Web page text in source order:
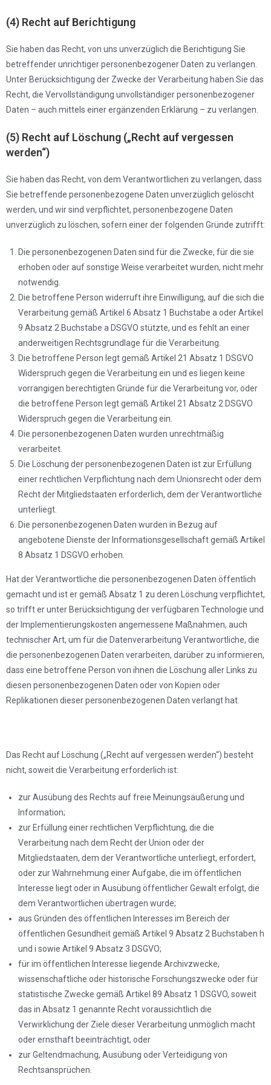
(4) Recht auf Berichtigung
Sie haben das Recht, von uns unverzüglich die Berichtigung Sie
betreffender unrichtiger personenbezogener Daten zu verlangen.
Unter Berücksichtigung der Zwecke der Verarbeitung haben Sie das
Recht, die Vervollständigung unvollständiger personenbezogener
Daten – auch mittels einer ergänzenden Erklärung – zu verlangen.
(5) Recht auf Löschung („Recht auf vergessen
werden“)
Sie haben das Recht, von dem Verantwortlichen zu verlangen, dass
Sie betreffende personenbezogene Daten unverzüglich gelöscht
werden, und wir sind verpflichtet, personenbezogene Daten
unverzüglich zu löschen, sofern einer der folgenden Gründe zutrifft:
Die personenbezogenen Daten sind für die Zwecke, für die sie
erhoben oder auf sonstige Weise verarbeitet wurden, nicht mehr
notwendig.
Die betroffene Person widerruft ihre Einwilligung, auf die sich die
Verarbeitung gemäß Artikel 6 Absatz 1 Buchstabe a oder Artikel
9 Absatz 2 Buchstabe a DSGVO stützte, und es fehlt an einer
anderweitigen Rechtsgrundlage für die Verarbeitung.
Die betroffene Person legt gemäß Artikel 21 Absatz 1 DSGVO
Widerspruch gegen die Verarbeitung ein und es liegen keine
vorrangigen berechtigten Gründe für die Verarbeitung vor, oder
die betroffene Person legt gemäß Artikel 21 Absatz 2 DSGVO
Widerspruch gegen die Verarbeitung ein.
Die personenbezogenen Daten wurden unrechtmäßig
verarbeitet.
Die Löschung der personenbezogenen Daten ist zur Erfüllung
einer rechtlichen Verpflichtung nach dem Unionsrecht oder dem
Recht der Mitgliedstaaten erforderlich, dem der Verantwortliche
unterliegt.
Die personenbezogenen Daten wurden in Bezug auf
angebotene Dienste der Informationsgesellschaft gemäß Artikel
8 Absatz 1 DSGVO erhoben.
Hat der Verantwortliche die personenbezogenen Daten öffentlich
gemacht und ist er gemäß Absatz 1 zu deren Löschung verpflichtet,
so trifft er unter Berücksichtigung der verfügbaren Technologie und
der Implementierungskosten angemessene Maßnahmen, auch
technischer Art, um für die Datenverarbeitung Verantwortliche, die
die personenbezogenen Daten verarbeiten, darüber zu informieren,
dass eine betroffene Person von ihnen die Löschung aller Links zu
diesen personenbezogenen Daten oder von Kopien oder
Replikationen dieser personenbezogenen Daten verlangt hat.
Das Recht auf Löschung („Recht auf vergessen werden“) besteht
nicht, soweit die Verarbeitung erforderlich ist:
zur Ausübung des Rechts auf freie Meinungsäußerung und
Information;
zur Erfüllung einer rechtlichen Verpflichtung, die die
Verarbeitung nach dem Recht der Union oder der
Mitgliedstaaten, dem der Verantwortliche unterliegt, erfordert,
oder zur Wahrnehmung einer Aufgabe, die im öffentlichen
Interesse liegt oder in Ausübung öffentlicher Gewalt erfolgt, die
dem Verantwortlichen übertragen wurde;
aus Gründen des öffentlichen Interesses im Bereich der
öffentlichen Gesundheit gemäß Artikel 9 Absatz 2 Buchstaben h
und i sowie Artikel 9 Absatz 3 DSGVO;
für im öffentlichen Interesse liegende Archivzwecke,
wissenschaftliche oder historische Forschungszwecke oder für
statistische Zwecke gemäß Artikel 89 Absatz 1 DSGVO, soweit
das in Absatz 1 genannte Recht voraussichtlich die
Verwirklichung der Ziele dieser Verarbeitung unmöglich macht
oder ernsthaft beeinträchtigt, oder
zur Geltendmachung, Ausübung oder Verteidigung von
Rechtsansprüchen.